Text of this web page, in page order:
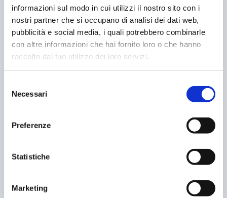
informazioni sul modo in cui utilizzi il nostro sito con i
nostri partner che si occupano di analisi dei dati web,
pubblicità e social media, i quali potrebbero combinarle
con altre informazioni che hai fornito loro o che hanno
raccolto dal tuo utilizzo dei loro servizi.
delNecessari
Preferenze
Statistiche
Marketing
POST CORRELATI
PARMA. CAPOFILA DEL BIKE SHARING IN ITALIA